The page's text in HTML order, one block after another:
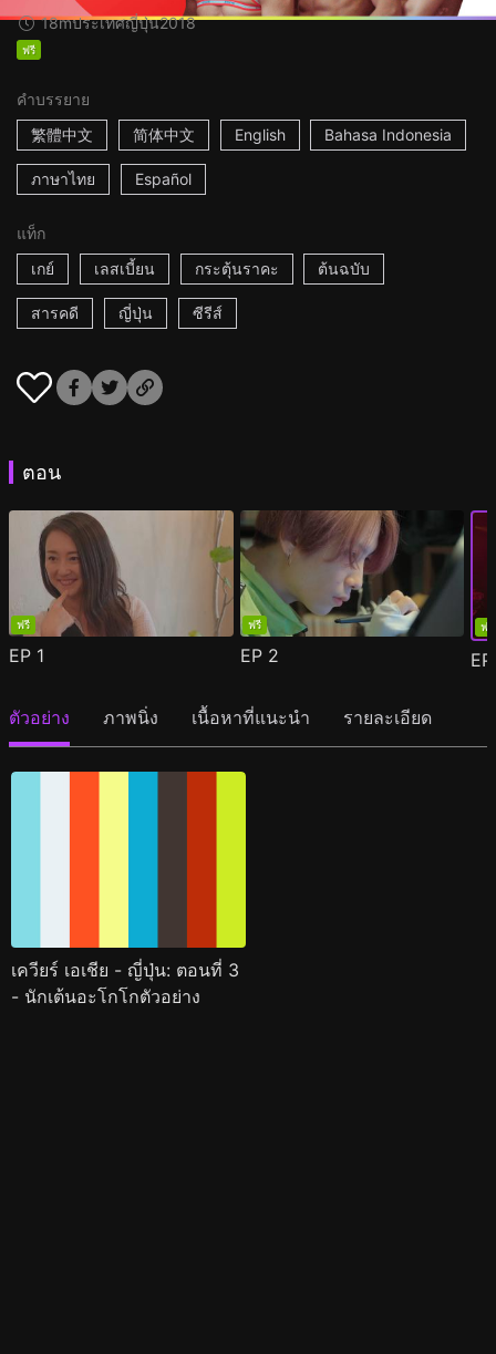
18mประเทศญี่ปุ่น2018
ฟรี
คำบรรยาย
繁體中文
简体中文 English Bahasa Indonesia
ภาษาไทย Español
แท็ก
เกย์
เลสเบี้ยน กระตุ้นราคะ ต้นฉบับ
สารคดี ญี่ปุ่น ซีรีส์
ตอน
ฟรี
EP 1
ฟรี
EP 2
ฟรี
ตัวอย่าง ภาพนิ่ง เนื้อหาที่แนะนำ รายละเอียด
เควียร์ เอเชีย - ญี่ปุ่น: ตอนที่ 3
- นักเต้นอะโกโกตัวอย่าง